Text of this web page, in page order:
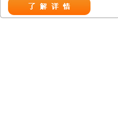
而给劣质翻译者提供了一定生存条件，
造成翻译市场鱼龙混杂，难以选择。